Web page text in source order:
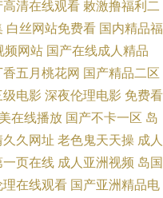
高清在线观看 敕激撸福利二
白丝网站免费看 国内精品福
频网站 国产在线成人精品
香五月桃花网 国产精品二区
电影 深夜伦理电影 免费看
在线播放 国产不卡一区 岛
久久网址 老色鬼天天操 成人
一页在线 成人亚洲视频 岛国
理在线观看 国产亚洲精品电